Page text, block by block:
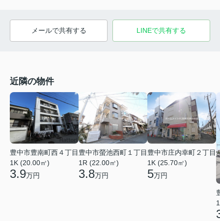
メールで共有する LINEで共有する
近隣の物件
豊中市豊南町西４丁目
1K (20.00㎡)
3.9万円
豊中市螢池西町１丁目
1R (22.00㎡)
3.8万円
豊中市庄内幸町２丁目
1K (25.70㎡)
5万円